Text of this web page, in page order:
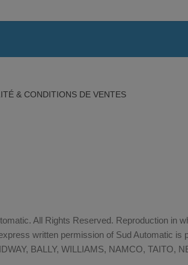
& CONDITIONS DE VENTES
All Rights Reserved. Reproduction in
written permission of Sud Automatic is
BALLY, WILLIAMS, NAMCO, TAITO,